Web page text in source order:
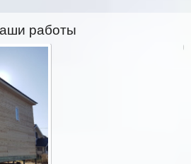
работы